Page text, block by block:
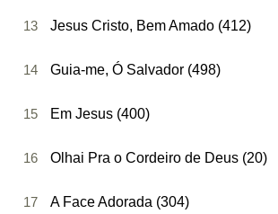
13 Jesus Cristo, Bem Amado (412)
14 Guia-me, Ó Salvador (498)
15 Em Jesus (400)
16 Olhai Pra o Cordeiro de Deus (20)
17 A Face Adorada (304)